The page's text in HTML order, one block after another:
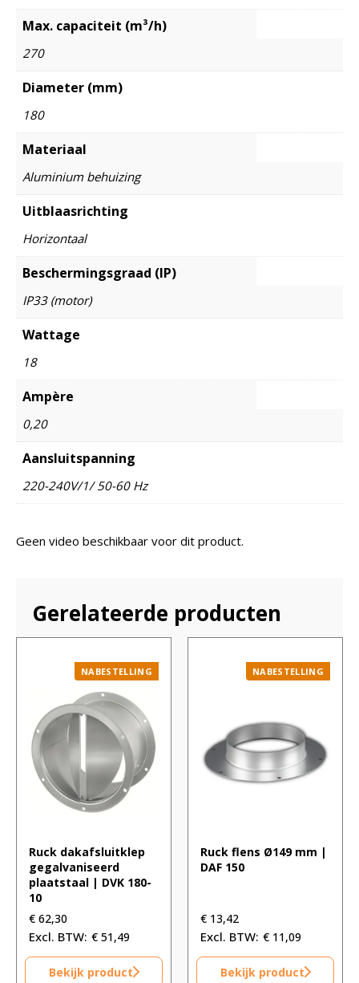
Max. capaciteit (m³/h)
270
Diameter (mm)
180
Materiaal
Aluminium behuizing
Uitblaasrichting
Horizontaal
Beschermingsgraad (IP)
IP33 (motor)
Wattage
18
Ampère
0,20
Aansluitspanning
220-240V/1/ 50-60 Hz
Geen video beschikbaar voor dit product.
Gerelateerde producten
NABESTELLING
Ruck dakafsluitklep
gegalvaniseerd
plaatstaal | DVK 180-
10
€ 62,30
€ 51,49
Bekijk product
NABESTELLING
Ruck flens Ø149 mm |
DAF 150
€ 13,42
€ 11,09
Bekijk product